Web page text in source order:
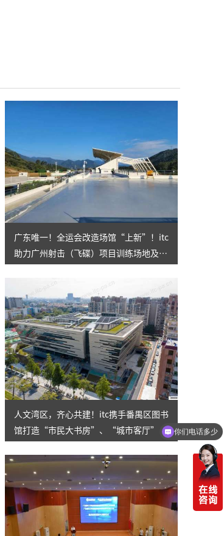
广东唯一！全运会改造场馆“上新”！itc
助力广州射击（飞碟）项目训练场地及比
人文湾区，齐心共建！itc携手番禺区图书
馆打造“市民大书房”、“城市客厅”
你们电话多少